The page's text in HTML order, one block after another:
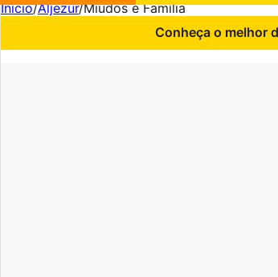
Início/Aljezur/Miúdos e Família
Conheça o melhor